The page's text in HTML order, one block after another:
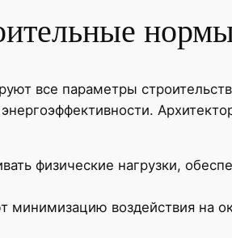
все параметры
физические нагрузки,
минимизацию воздействия на